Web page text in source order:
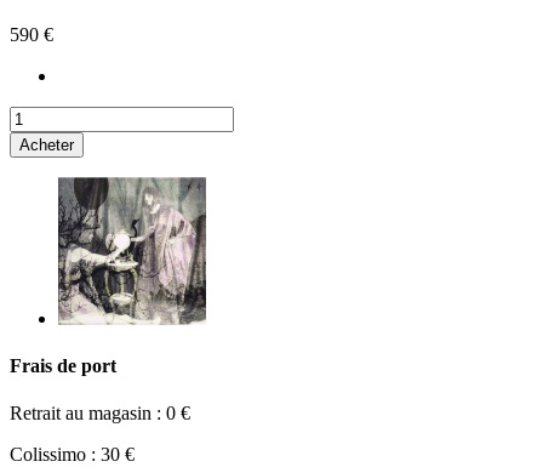
590 €
Acheter
Frais de port
Retrait au magasin : 0 €
Colissimo : 30 €